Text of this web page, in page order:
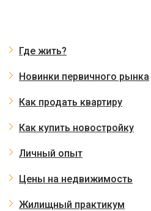
Где жить?
Новинки первичного рынка
Как продать квартиру
Как купить новостройку
Личный опыт
Цены на недвижимость
Жилищный практикум